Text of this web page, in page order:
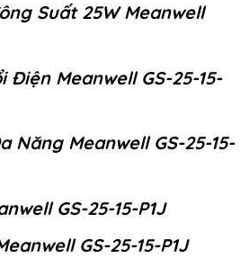
Suất 25W Meanwell
Điện Meanwell GS-25-15-
Năng Meanwell GS-25-15-
GS-25-15-P1J
GS-25-15-P1J